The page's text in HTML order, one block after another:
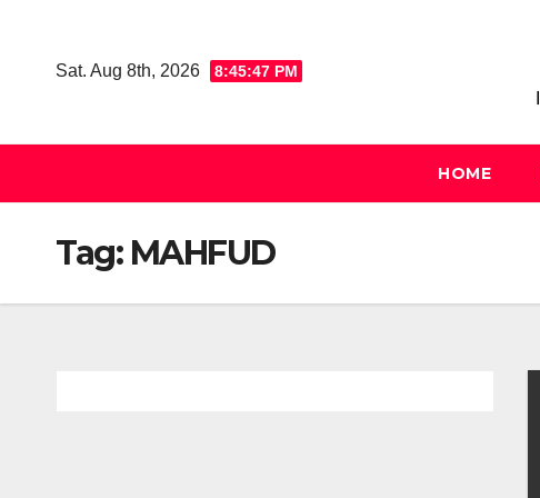
Sat. Aug 8th, 2026 8:45:48 PM
HOME
Tag: MAHFUD